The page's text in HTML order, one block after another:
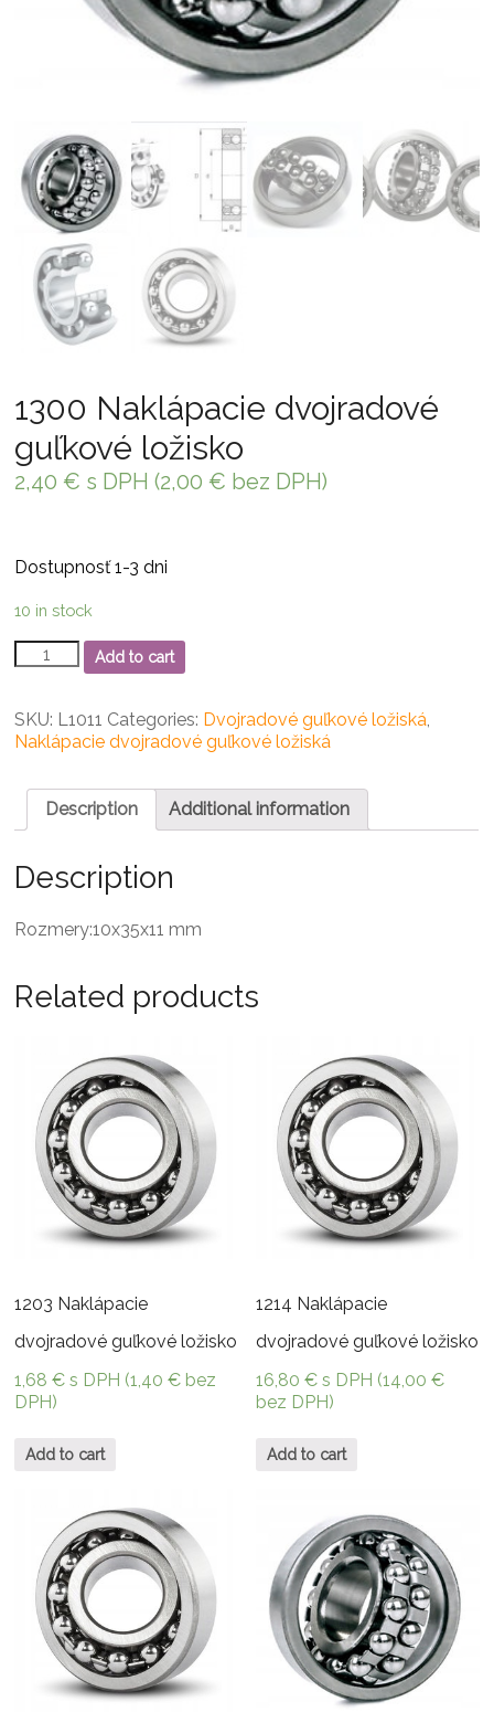
1300 Naklápacie dvojradové
guľkové ložisko
2,40 € s DPH (2,00 € bez DPH)
Dostupnosť 1-3 dni
10 in stock
1300
Naklápacie
guľkové
ložisko
Add to cart
SKU: L1011 Categories: Dvojradové guľkové ložiská,
Naklápacie dvojradové guľkové ložiská
Description Additional information
Description
Rozmery:10x35x11 mm
Related products
1203 Naklápacie
dvojradové guľkové ložisko
1,68€ s DPH (1,40€ bez
DPH)
Add to cart
1214 Naklápacie
dvojradové guľkové ložisko
16,80€ s DPH (14,00€
bez DPH)
Add to cart